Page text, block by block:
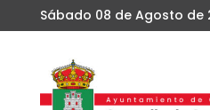
Sábado 08 de Agosto de